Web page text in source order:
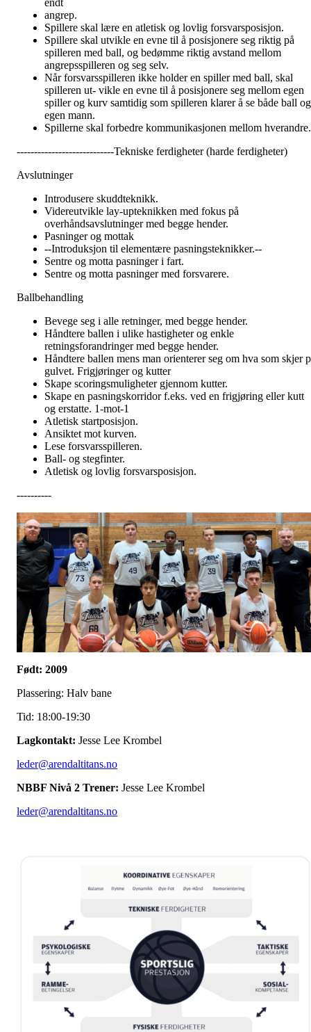
endt
angrep.
Spillere skal lære en atletisk og lovlig forsvarsposisjon.
Spillere skal utvikle en evne til å posisjonere seg riktig på
spilleren med ball, og bedømme riktig avstand mellom
angrepsspilleren og seg selv.
Når forsvarsspilleren ikke holder en spiller med ball, skal
spilleren ut- vikle en evne til å posisjonere seg mellom egen
spiller og kurv samtidig som spilleren klarer å se både ball og
egen mann.
Spillerne skal forbedre kommunikasjonen mellom hverandre.
----------------------------Tekniske ferdigheter (harde ferdigheter)
Avslutninger
Introdusere skuddteknikk.
Videreutvikle lay-upteknikken med fokus på
overhåndsavslutninger med begge hender.
Pasninger og mottak
--Introduksjon til elementære pasningsteknikker.--
Sentre og motta pasninger i fart.
Sentre og motta pasninger med forsvarere.
Ballbehandling
Bevege seg i alle retninger, med begge hender.
Håndtere ballen i ulike hastigheter og enkle
retningsforandringer med begge hender.
Håndtere ballen mens man orienterer seg om hva som skjer
gulvet. Frigjøringer og kutter
Skape scoringsmuligheter gjennom kutter.
Skape en pasningskorridor f.eks. ved en frigjøring eller kutt
og erstatte. 1-mot-1
Atletisk startposisjon.
Ansiktet mot kurven.
Lese forsvarsspilleren.
Ball- og stegfinter.
Atletisk og lovlig forsvarsposisjon.
----------
Født: 2009
Plassering: Halv bane
Tid: 18:00-19:30
Lagkontakt: Jesse Lee Krombel
leder@arendaltitans.no
NBBF Nivå 2 Trener: Jesse Lee Krombel
leder@arendaltitans.no